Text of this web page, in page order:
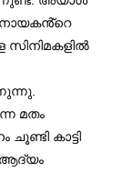
മതം
കാട്ടി